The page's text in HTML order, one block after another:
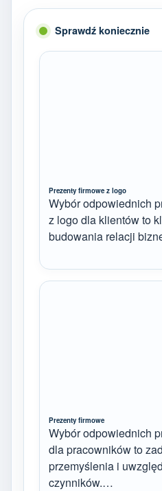
Sprawdź koniecznie
Prezenty firmowe z logo
Wybór odpowiednich
z logo dla klientów to
budowania relacji
Prezenty firmowe
Wybór odpowiednich
dla pracowników to
przemyślenia i
czynników.…